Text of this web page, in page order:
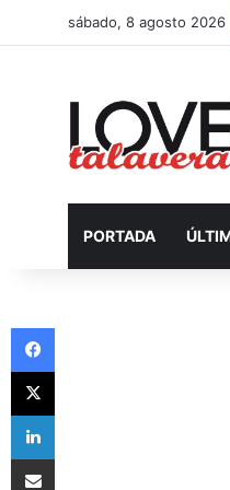
sábado, 8 agosto 2026
PORTADA